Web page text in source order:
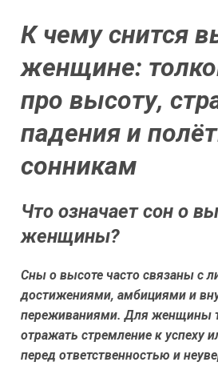
К чему снится
женщине:
про высоту,
падения и
сонникам
Что означает сон о
женщины?
Сны о высоте часто связаны с
достижениями, амбициями и
переживаниями. Для женщины
отражать стремление к успеху
перед ответственностью и